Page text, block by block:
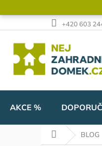
na
+420 603
AKCE %
Domů BLOG